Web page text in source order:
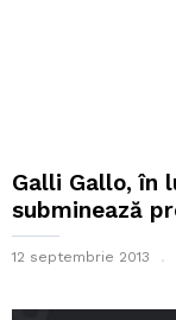
Galli Gallo, în
subminează
12 septembrie 2013